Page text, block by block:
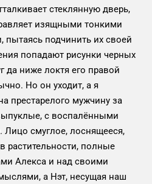
стеклянную дверь,
изящными тонкими
пытаясь подчинить их своей
попадают рисунки черных
да ниже локтя его правой
Но он уходит, а я
престарелого мужчину за
с воспалёнными
Лицо смуглое, лоснящееся,
растительности, полные
Алекса и над своими
а Нэт, несущая наш